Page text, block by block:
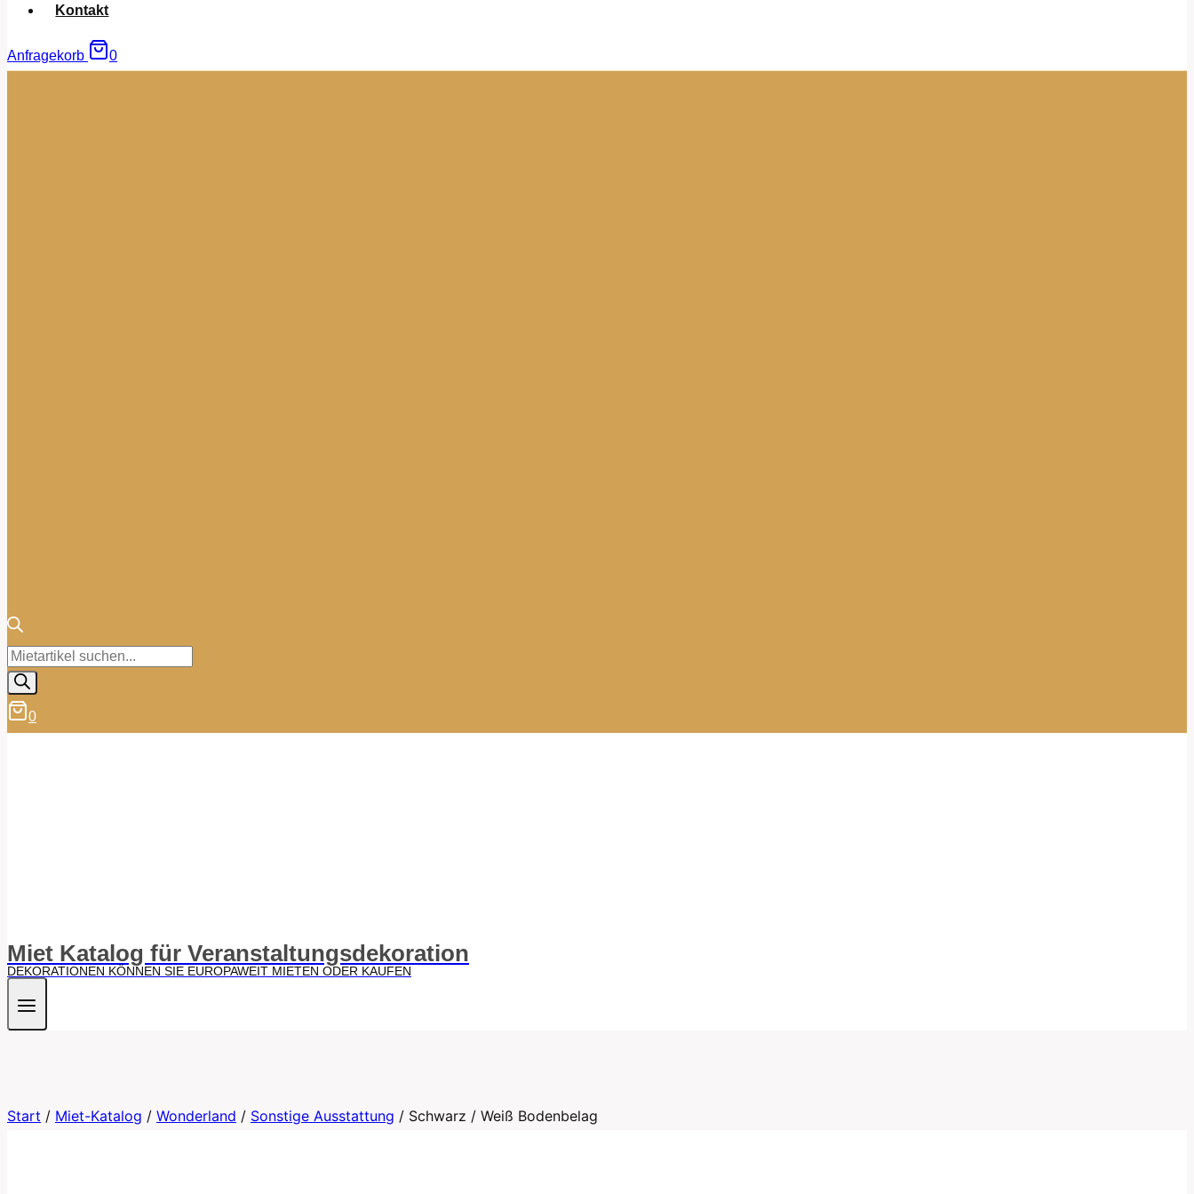
Kontakt
Anfragekorb 0
Products
search
0
Miet Katalog für Veranstaltungsdekoration
DEKORATIONEN KÖNNEN SIE EUROPAWEIT MIETEN ODER KAUFEN
Start / Miet-Katalog / Wonderland / Sonstige Ausstattung / Schwarz / Weiß Bodenbelag